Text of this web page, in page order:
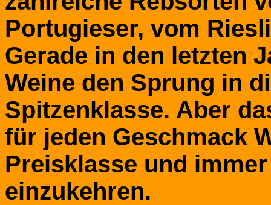
Portugieser, vom
Gerade in den letzten
Weine den Sprung in
Spitzenklasse. Aber
für jeden Geschmack
Preisklasse und
einzukehren.